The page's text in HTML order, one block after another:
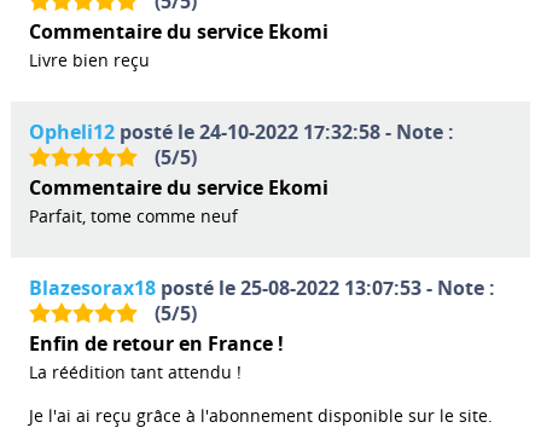
Commentaire du service Ekomi
Livre bien reçu
Opheli12posté le 24-10-2022 17:32:58 - Note :
(5/5)
Commentaire du service Ekomi
Parfait, tome comme neuf
Blazesorax18posté le 25-08-2022 13:07:53 - Note :
(5/5)
Enfin de retour en France !
La réédition tant attendu !
Je l'ai ai reçu grâce à l'abonnement disponible sur le site.